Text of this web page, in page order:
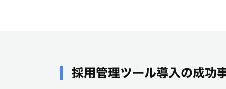
採用管理ツール導入の成功